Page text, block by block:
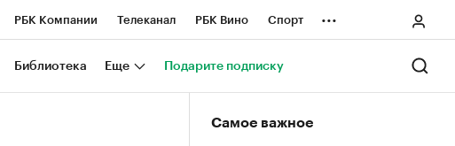
РБК Компании Телеканал РБК Вино Спорт
Национальные проекты Город
...
Библиотека Еще Подарите подписку
Самое важное